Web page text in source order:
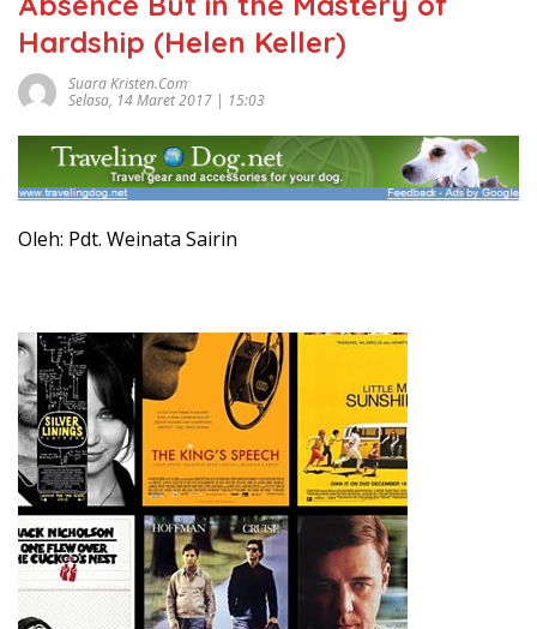
Hardship (Helen Keller)
Suara Kristen.com
Selasa, 14 Maret 2017 | 15:03
Oleh: Pdt. Weinata Sairin